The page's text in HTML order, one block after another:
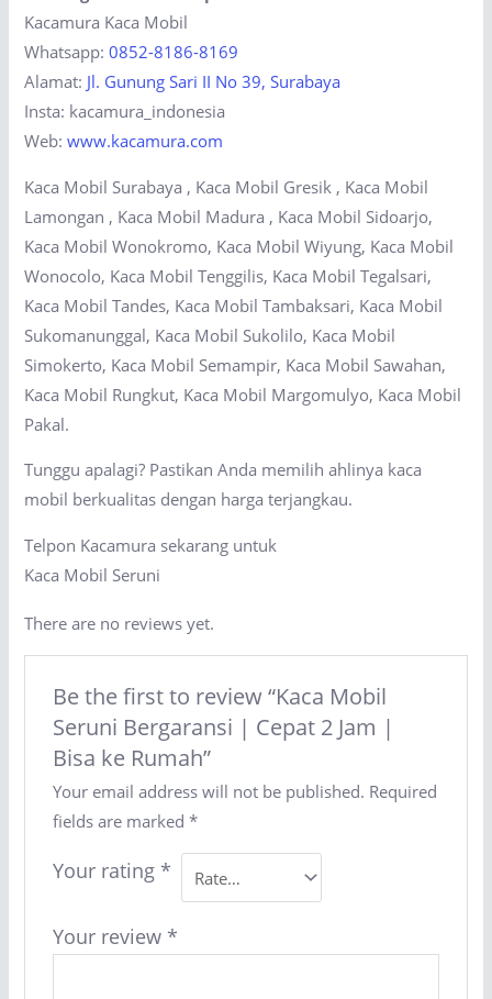
Kacamura Kaca Mobil
Whatsapp:0852-8186-8169
Alamat: Jl. Gunung Sari II No 39, Surabaya
Insta: kacamura_indonesia
Web:www.kacamura.com
Kaca Mobil Surabaya , Kaca Mobil Gresik , Kaca Mobil
Lamongan , Kaca Mobil Madura , Kaca Mobil Sidoarjo,
Kaca Mobil Wonokromo, Kaca Mobil Wiyung, Kaca Mobil
Wonocolo, Kaca Mobil Tenggilis, Kaca Mobil Tegalsari,
Kaca Mobil Tandes, Kaca Mobil Tambaksari, Kaca Mobil
Sukomanunggal, Kaca Mobil Sukolilo, Kaca Mobil
Simokerto, Kaca Mobil Semampir, Kaca Mobil Sawahan,
Kaca Mobil Rungkut, Kaca Mobil Margomulyo, Kaca Mobil
Pakal.
Tunggu apalagi? Pastikan Anda memilih ahlinya kaca
mobil berkualitas dengan harga terjangkau.
Telpon Kacamura sekarang untuk
Kaca Mobil Seruni
There are no reviews yet.
Be the first to review “Kaca Mobil
Seruni Bergaransi | Cepat 2 Jam |
Bisa ke Rumah”
Your email address will not be published. Required
fields are marked *
Your rating *
Your review *